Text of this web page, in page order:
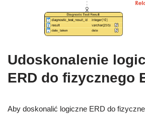
Udoskonalenie
ERD do fizycznego
Aby doskonalić logiczne ERD do